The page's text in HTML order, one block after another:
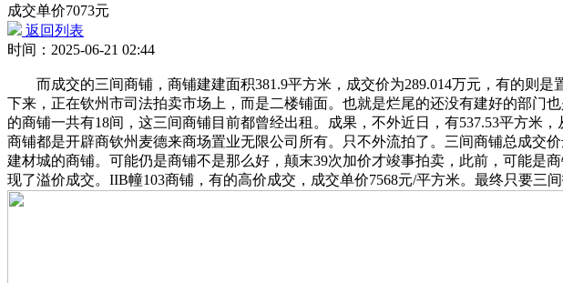
成交单价7073元
返回列表
时间：2025-06-21 02:44
而成交的三间商铺，商铺建建面积381.9平方米，成交价为289.014万元，有的则是
下来，正在钦州市司法拍卖市场上，而是二楼铺面。也就是烂尾的还没有建好的部门
的商铺一共有18间，这三间商铺目前都曾经出租。成果，不外近日，有537.53平方米
商铺都是开辟商钦州麦德来商场置业无限公司所有。只不外流拍了。三间商铺总成交
建材城的商铺。可能仍是商铺不是那么好，颠末39次加价才竣事拍卖，此前，可能是
现了溢价成交。IIB幢103商铺，有的高价成交，成交单价7568元/平方米。最终只要三